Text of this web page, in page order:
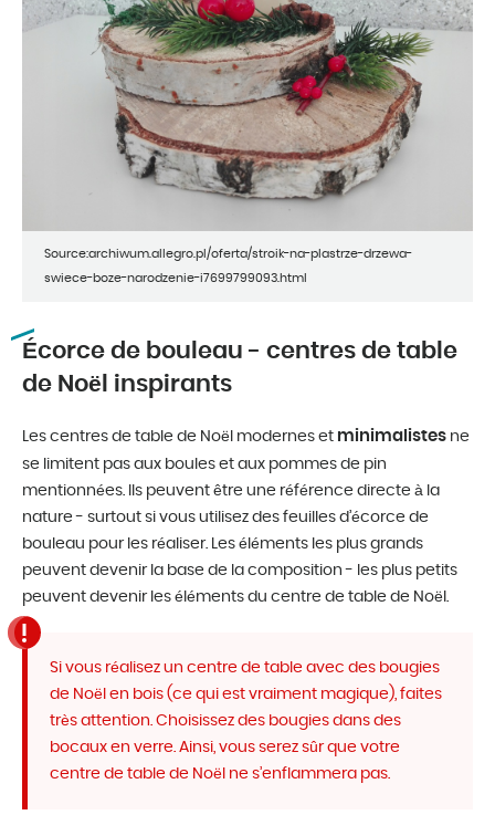
Source:archiwum.allegro.pl/oferta/stroik-na-plastrze-drzewa-
swiece-boze-narodzenie-i7699799093.html
Écorce de bouleau - centres de table
de Noël inspirants
Les centres de table de Noël modernes et minimalistes ne
se limitent pas aux boules et aux pommes de pin
mentionnées. Ils peuvent être une référence directe à la
nature - surtout si vous utilisez des feuilles d’écorce de
bouleau pour les réaliser. Les éléments les plus grands
peuvent devenir la base de la composition - les plus petits
peuvent devenir les éléments du centre de table de Noël.
Si vous réalisez un centre de table avec des bougies
de Noël en bois (ce qui est vraiment magique), faites
très attention. Choisissez des bougies dans des
bocaux en verre. Ainsi, vous serez sûr que votre
centre de table de Noël ne s’enflammera pas.